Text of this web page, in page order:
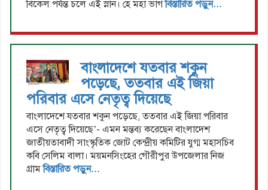
বিকেল পর্যন্ত চলে এই স্নান। হে মহা ভাগবিস্তারিত পড়ুন...
বাংলাদেশে যতবার শকুন
পড়েছে, ততবার এই জিয়া
পরিবার এসে নেতৃত্ব দিয়েছে
বাংলাদেশে যতবার শকুন পড়েছে, ততবার এই জিয়া পরিবার
এসে নেতৃত্ব দিয়েছে’- এমন মন্তব্য করেছেন বাংলাদেশ
জাতীয়তাবাদী সাংস্কৃতিক জোট কেন্দ্রীয় কমিটির যুগ্ম মহাসচিব
কবি সেলিম বালা। ময়মনসিংহের গৌরীপুর উপজেলার নিজ
গ্রামবিস্তারিত পড়ুন...